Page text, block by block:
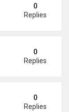
rời rạp
0
Replies
vợ chồng vẫn
0
Replies
50, liệu có
0
Replies